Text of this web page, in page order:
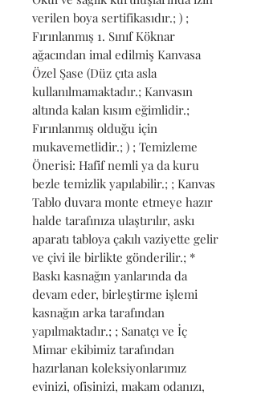
verilen boya sertifikasıdır.; ) ;
Fırınlanmış 1. Sınıf Köknar
ağacından imal edilmiş Kanvasa
Özel Şase (Düz çıta asla
kullanılmamaktadır.; Kanvasın
altında kalan kısım eğimlidir.;
Fırınlanmış olduğu için
mukavemetlidir.; ) ; Temizleme
Önerisi: Hafif nemli ya da kuru
bezle temizlik yapılabilir.; ; Kanvas
Tablo duvara monte etmeye hazır
halde tarafınıza ulaştırılır, askı
aparatı tabloya çakılı vaziyette gelir
ve çivi ile birlikte gönderilir.; *
Baskı kasnağın yanlarında da
devam eder, birleştirme işlemi
kasnağın arka tarafından
yapılmaktadır.; ; Sanatçı ve İç
Mimar ekibimiz tarafından
hazırlanan koleksiyonlarımız
evinizi, ofisinizi, makam odanızı,